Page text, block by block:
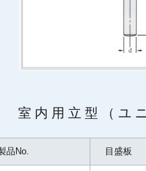
内用立型（ユ
品No. 目盛板